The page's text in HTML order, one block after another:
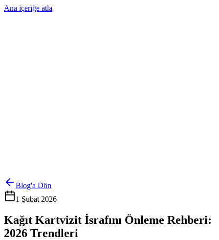
Ana içeriğe atla
Blog'a Dön
1 Şubat 2026
Kağıt Kartvizit İsrafını Önleme Rehberi:
2026 Trendleri